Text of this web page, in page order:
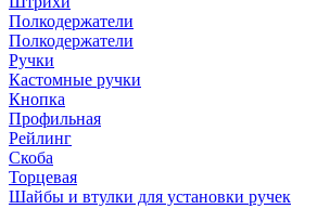
Полкодержатели
Полкодержатели
Ручки
Кастомные ручки
Кнопка
Профильная
Рейлинг
Скоба
Торцевая
Шайбы и втулки для установки ручек